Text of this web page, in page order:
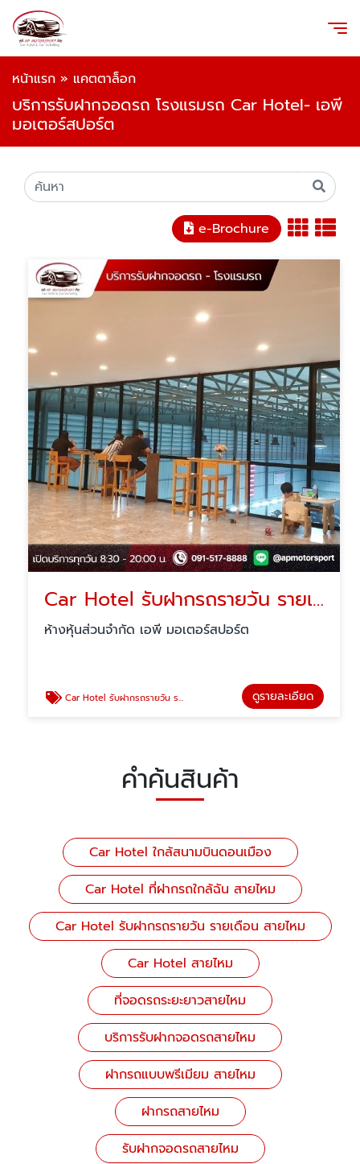
หน้าแรก » แคตตาล็อก
บริการรับฝากจอดรถ โรงแรมรถ Car Hotel- เอพี
มอเตอร์สปอร์ต
e-Brochure
Car Hotel รับฝากรถรายวัน รายเดือน สายไหม
ห้างหุ้นส่วนจำกัด เอพี มอเตอร์สปอร์ต
Car Hotel รับฝากรถรายวัน รายเดือน สายไหม ดูรายละเอียด
คำค้นสินค้า
Car Hotel ใกล้สนามบินดอนเมือง
Car Hotel ที่ฝากรถใกล้ฉัน สายไหม
Car Hotel รับฝากรถรายวัน รายเดือน สายไหม
Car Hotel สายไหม
ที่จอดรถระยะยาวสายไหม
บริการรับฝากจอดรถสายไหม
ฝากรถแบบพรีเมียม สายไหม
ฝากรถสายไหม
รับฝากจอดรถสายไหม